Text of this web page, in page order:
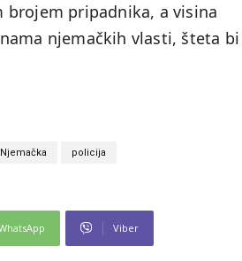
pripadnika, a visina
njemačkih vlasti, šteta bi
Njemačka policija
Viber